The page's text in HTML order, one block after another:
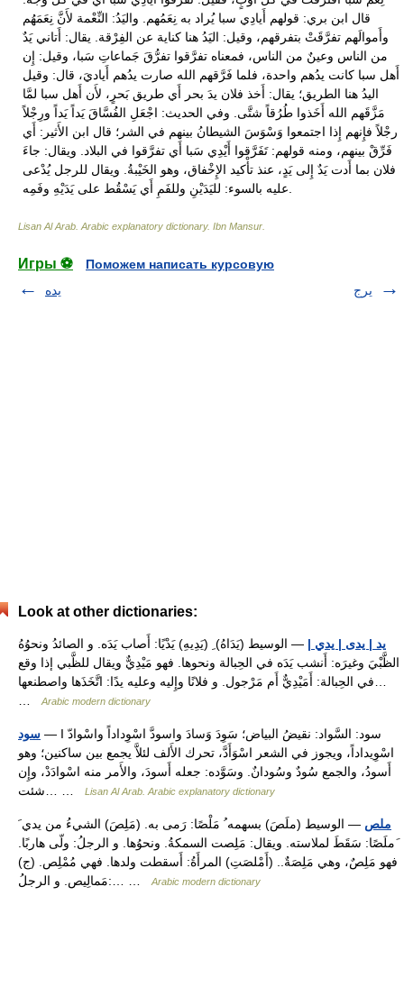
Lisan Al Arab. Arabic explanatory dictionary. Ibn Mansur
Игры ⚽
Поможем написать курсовую
يده
يرج
Look at other dictionaries:
يد | يدى | يدي | — الوسيط (يَدَاهُ) ِ (يَدِيهِ) يَدْيًا: أَصاب يَدَه. و الصائدُ ونحوُهُ
الظَّبْيَ وغيرَه: أَنشب يَدَه في الحِبالة ونحوها. فهو مَيْدِيٌّ ويقال للظَّبي إذا وقع
في الحِبالة: أَمَيْدِيٌّ أَم مَرْجول. و فلانًا وإِليه وعليه يدًا: اتَّخَذَها واصطنعها…
Arabic modern dictionary
سود — I سود: السَّواد: نقيضُ البياض؛ سَوِدَ وَسادَ واسودَّ اسْوِداداً واسْوادّ
اسْوِيداداً، ويجوز في الشعر اسْوَأَدَّ، تحرك الأَلف لئلاَّ يجمع بين ساكنين؛ وهو
أَسودُ، والجمع سُودٌ وسُودانٌ. وسَوَّده: جعله أَسودَ، والأَمر منه اسْوادَدْ، وإِن
Lisan Al Arab. Arabic explanatory dictionary
ملص — الوسيط (ملَصَ) بسهمه ُ مَلْصًا: رَمى به. (مَلِصَ) الشيءُ من يدي َ
َملَصًا: سَقَطَ لملاسته. ويقال: مَلِصت السمكةُ. ونحوُها. و الرجلُ: ولّى هاربًا.
فهو مَلِصٌ، وهي مَلِصَةٌ.. (أَمْلصَتِ) المرأَةُ: أَسقطت ولدها. فهي مُمْلِص. (ج)
مَمالِيص. و الرجلُ:… …
Arabic modern dictionary